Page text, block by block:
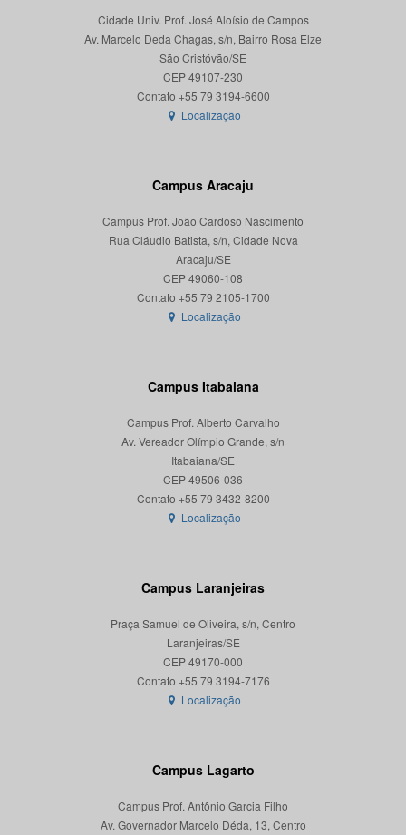
Cidade Univ. Prof. José Aloísio de Campos
Av. Marcelo Deda Chagas, s/n, Bairro Rosa Elze
São Cristóvão/SE
CEP 49107-230
Localização
Campus Aracaju
Campus Prof. João Cardoso Nascimento
Rua Cláudio Batista, s/n, Cidade Nova
Aracaju/SE
CEP 49060-108
Localização
Campus Itabaiana
Campus Prof. Alberto Carvalho
Av. Vereador Olímpio Grande, s/n
Itabaiana/SE
CEP 49506-036
Localização
Campus Laranjeiras
Praça Samuel de Oliveira, s/n, Centro
Laranjeiras/SE
CEP 49170-000
Localização
Campus Lagarto
Campus Prof. Antônio Garcia Filho
Av. Governador Marcelo Déda, 13, Centro